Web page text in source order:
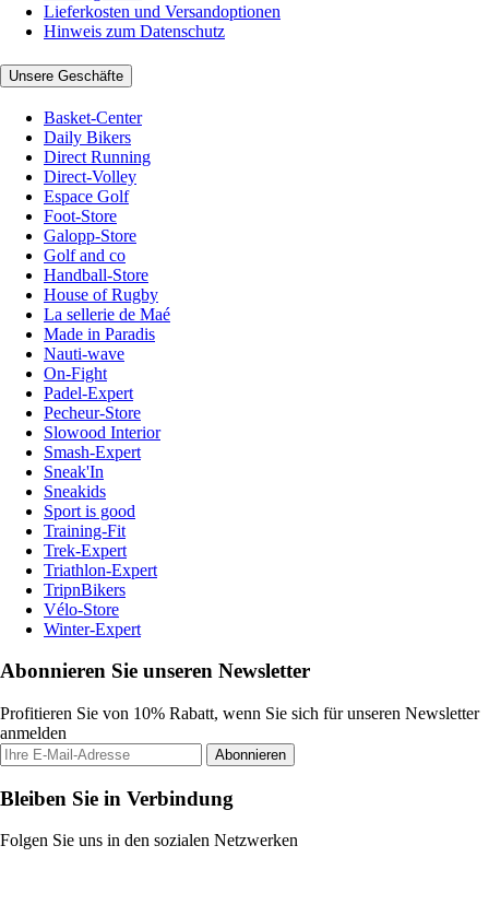
Lieferkosten und Versandoptionen
Hinweis zum Datenschutz
Unsere Geschäfte
Basket-Center
Daily Bikers
Direct Running
Direct-Volley
Espace Golf
Foot-Store
Galopp-Store
Golf and co
Handball-Store
House of Rugby
La sellerie de Maé
Made in Paradis
Nauti-wave
On-Fight
Padel-Expert
Pecheur-Store
Slowood Interior
Smash-Expert
Sneak'In
Sneakids
Sport is good
Training-Fit
Trek-Expert
Triathlon-Expert
TripnBikers
Vélo-Store
Winter-Expert
Abonnieren Sie unseren Newsletter
Profitieren Sie von 10% Rabatt, wenn Sie sich für unseren Newsletter
anmelden
Abonnieren
Bleiben Sie in Verbindung
Folgen Sie uns in den sozialen Netzwerken